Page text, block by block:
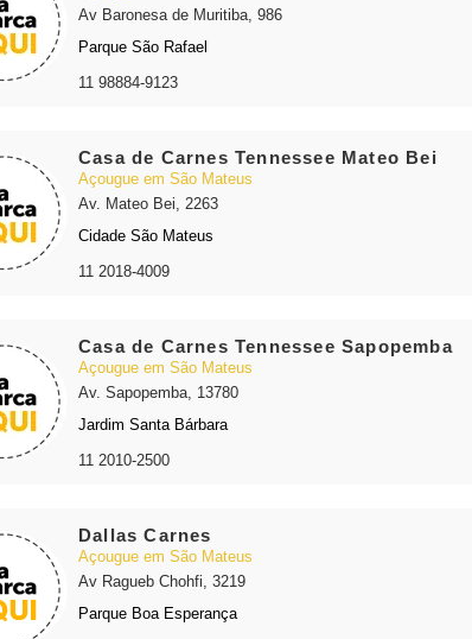
Av Baronesa de Muritiba, 986
Parque São Rafael
11 98884-9123
Casa de Carnes Tennessee Mateo Bei
Açougue em São Mateus
Av. Mateo Bei, 2263
Cidade São Mateus
11 2018-4009
Casa de Carnes Tennessee Sapopemba
Açougue em São Mateus
Av. Sapopemba, 13780
Jardim Santa Bárbara
11 2010-2500
Dallas Carnes
Açougue em São Mateus
Av Ragueb Chohfi, 3219
Parque Boa Esperança